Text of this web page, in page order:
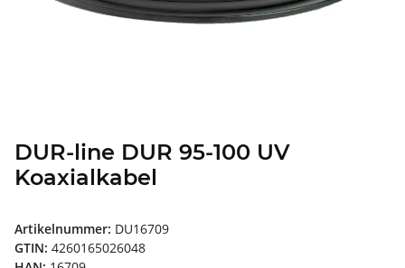
DUR-line DUR 95-100 UV
Koaxialkabel
Artikelnummer: DU16709
GTIN: 4260165026048